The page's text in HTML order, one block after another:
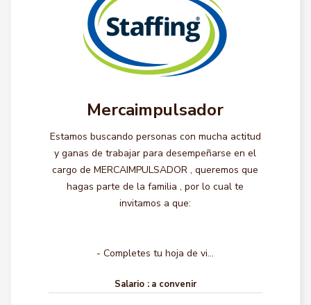
Mercaimpulsador
Estamos buscando personas con mucha actitud
y ganas de trabajar para desempeñarse en el
cargo de MERCAIMPULSADOR , queremos que
hagas parte de la familia , por lo cual te
invitamos a que:
- Completes tu hoja de vi...
Salario : a convenir